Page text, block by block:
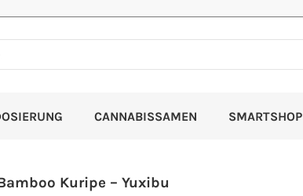
CANNABISSAMEN SMARTSHOP
Kuripe – Yuxibu